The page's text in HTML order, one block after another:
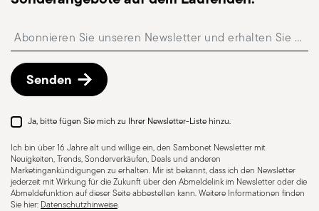
Senden
Ja, bitte fügen Sie mich zu Ihrer Newsletter-Liste hinzu.
Ich bin über 16 Jahre alt und willige ein, den Sambonet Newsletter mit
Neuigkeiten, Trends, Sonderverkäufen, Deals und anderen
Marketingankündigungen zu erhalten. Mir ist bekannt, dass ich den Newsletter
jederzeit mit Wirkung für die Zukunft über den Abmeldelink im Newsletter oder die
Abmeldefunktion auf dieser Seite abbestellen kann. Weitere Informationen finden
Sie hier: Datenschutzhinweise.